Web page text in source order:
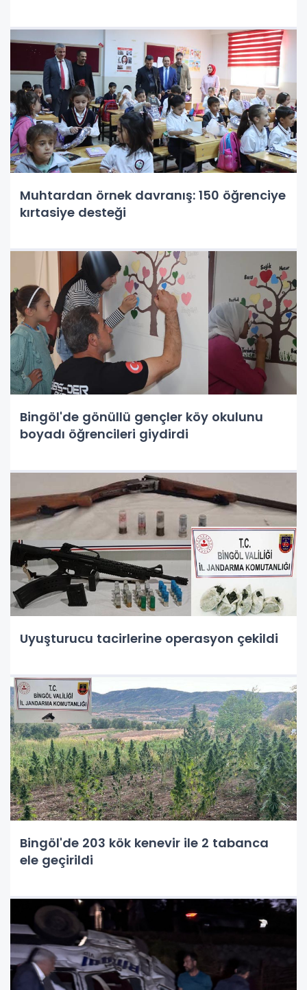
Muhtardan örnek davranış: 150 öğrenciye
kırtasiye desteği
Bingöl'de gönüllü gençler köy okulunu
boyadı öğrencileri giydirdi
Uyuşturucu tacirlerine operasyon çekildi
Bingöl'de 203 kök kenevir ile 2 tabanca
ele geçirildi